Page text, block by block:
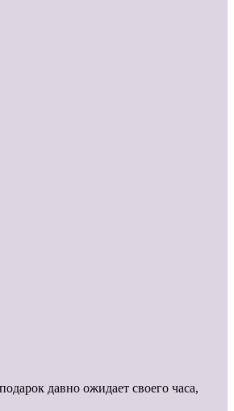
давно ожидает своего часа,